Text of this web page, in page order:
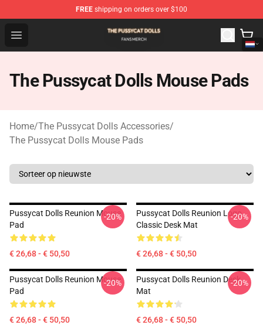
FREE shipping on orders over $100
Open menu
The Pussycat Dolls Shop - Official The Pussycat Dolls
The Pussycat Dolls Mouse Pads
Home/The Pussycat Dolls Accessories/
The Pussycat Dolls Mouse Pads
Pussycat Dolls Reunion Mouse
Pad
€ 26,68 - € 50,50
-20%
Pussycat Dolls Reunion Logo
Classic Desk Mat
€ 26,68 - € 50,50
-20%
Pussycat Dolls Reunion Mouse
Pad
€ 26,68 - € 50,50
-20%
Pussycat Dolls Reunion Desk
Mat
€ 26,68 - € 50,50
-20%